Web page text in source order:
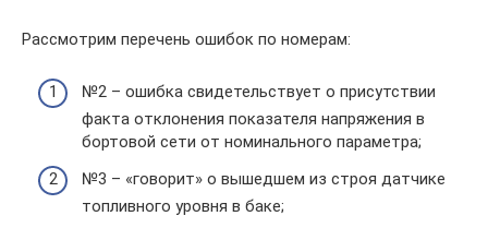
Рассмотрим перечень ошибок по номерам:
№2 – ошибка свидетельствует о присутствии
факта отклонения показателя напряжения в
бортовой сети от номинального параметра;
№3 – «говорит» о вышедшем из строя датчике
топливного уровня в баке;